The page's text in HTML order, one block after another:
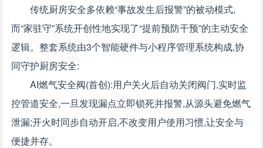
传统厨房安全多依赖“事故发生后报警”的被动模式,
而“家驻守”系统开创性地实现了“提前预防干预”的主动安全
逻辑。整套系统由3个智能硬件与小程序管理系统构成,协
同守护厨房安全:
AI燃气安全阀(首创):用户关火后自动关闭阀门,实时监
控管道安全,一旦发现漏点立即锁死并报警,从源头避免燃气
泄漏;开火时同步自动开启,不改变用户使用习惯,让安全与
便捷并存。